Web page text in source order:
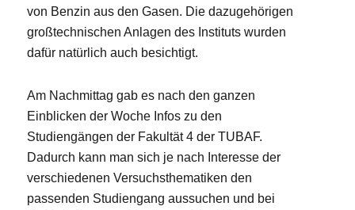
von Benzin aus den Gasen. Die dazugehörigen
großtechnischen Anlagen des Instituts wurden
dafür natürlich auch besichtigt.
Am Nachmittag gab es nach den ganzen
Einblicken der Woche Infos zu den
Studiengängen der Fakultät 4 der TUBAF.
Dadurch kann man sich je nach Interesse der
verschiedenen Versuchsthematiken den
passenden Studiengang aussuchen und bei